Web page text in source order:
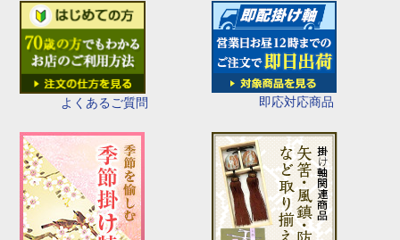
よくあるご質問 即応対応商品